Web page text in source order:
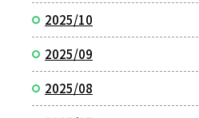
2025/10
2025/09
2025/08